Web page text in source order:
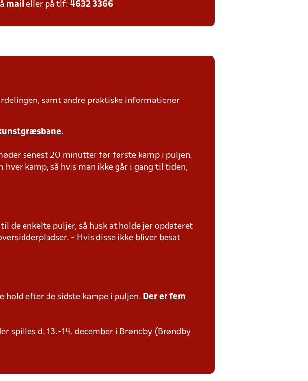
mail eller på tlf: 4632 3366
samt andre praktiske informationer
senest 20 minutter før første kamp i puljen.
kamp, så hvis man ikke går i gang til tiden,
de enkelte puljer, så husk at holde jer opdateret
- Hvis disse ikke bliver besat
hold efter de sidste kampe i puljen. Der er fem
spilles d. 13.-14. december i Brøndby (Brøndby